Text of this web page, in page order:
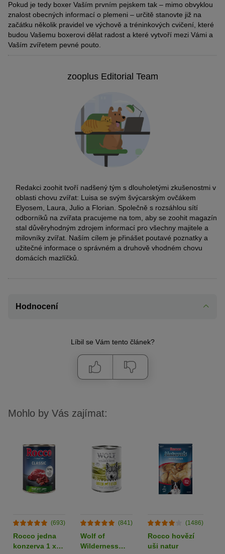
Pokud je tedy boxer Vaším prvním pejskem tak – mimo obvyklou
znalost obecných informací o plemeni – určitě stanovte již na
začátku několik pravidel ve výchově a tréninkových cvičení, které
budou Vašemu boxerovi dělat radost a které vytvoří mezi Vámi a
Vaším zvířetem pevné pouto.
zooplus Editorial Team
Redakci zoohit tvoří nadšený tým s dlouholetými zkušenostmi v
oblasti chovu zvířat: Luisa se svým švýcarským ovčákem
Elyosem, Laura, Julio a Florian. Společně s rozsáhlou sítí
odborníků na zvířata pracujeme na tom, aby se zoohit magazín
stal důvěryhodným zdrojem informací pro všechny majitele a
milovníky zvířat. Naším cílem je přinášet poutavé poznatky a
užitečné informace o správném a druhově vhodném chovu
domácích mazlíčků.
Hodnocení
Líbil se Vám tento článek?
Mohlo by Vás zajímat:
(693)
Rocco jedna
konzerva 1 x
(841)
Wolf of
Wilderness
(1486)
Rocco hovězí
uši natur